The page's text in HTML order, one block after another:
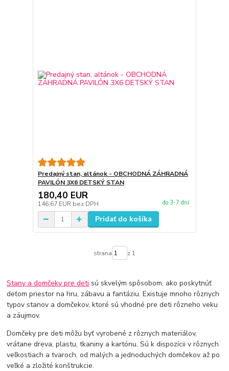
Predajný stan, altánok - OBCHODNÁ ZÁHRADNÁ
PAVILÓN 3X6 DETSKÝ STAN
180,40 EUR
146,67 EUR bez DPH do 3-7 dní
Pridať do košíka
strana z 1
Stany a domčeky pre deti sú skvelým spôsobom, ako poskytnúť
deťom priestor na hru, zábavu a fantáziu. Existuje mnoho rôznych
typov stanov a domčekov, ktoré sú vhodné pre deti rôzneho veku
a záujmov.
Domčeky pre deti môžu byť vyrobené z rôznych materiálov,
vrátane dreva, plastu, tkaniny a kartónu. Sú k dispozícii v rôznych
veľkostiach a tvaroch, od malých a jednoduchých domčekov až po
veľké a zložité konštrukcie.